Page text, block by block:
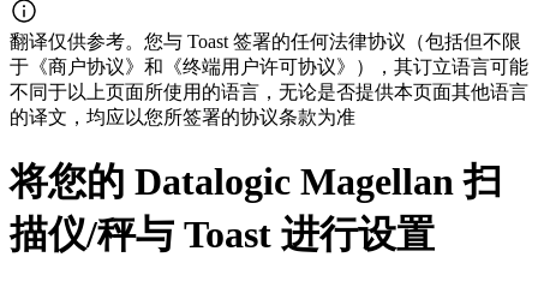
翻译仅供参考。您与 Toast 签署的任何法律协议（包括但不限
于《商户协议》和《终端用户许可协议》），其订立语言可能
不同于以上页面所使用的语言，无论是否提供本页面其他语言
的译文，均应以您所签署的协议条款为准
将您的 Datalogic Magellan 扫
描仪/秤与 Toast 进行设置